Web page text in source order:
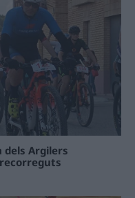
dels Argilers